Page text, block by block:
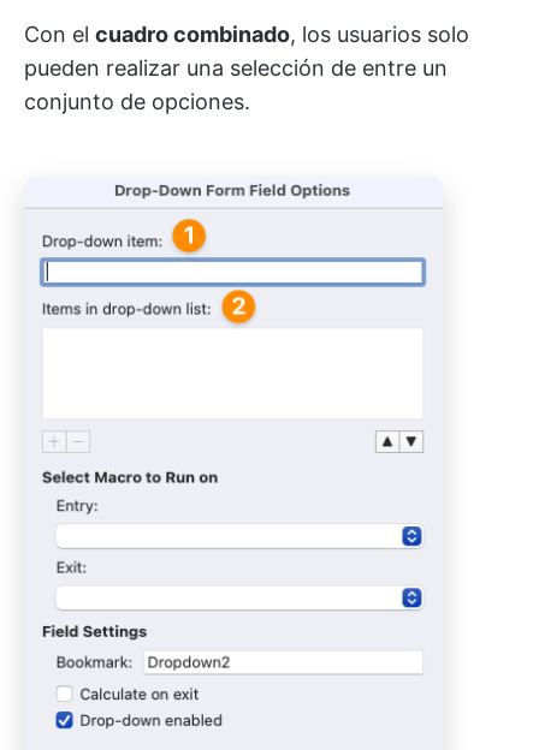
Con el cuadro combinado, los usuarios solo
pueden realizar una selección de entre un
conjunto de opciones.